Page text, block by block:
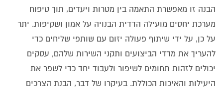
הבנה זו מאפשרת התאמה בין מטרות ויעדים, תוך טיפוח
מערכת יחסים מועילה הדדית הבנויה על אמון ושקיפות. יתר
על כן, על ידי שיתוף פעולה יזום עם שותפי שליחים כדי
להעריך את מדדי הביצועים ותקני השירות שלהם, עסקים
יכולים לזהות תחומים לשיפור ולעבוד יחד כדי לשפר את
היעילות והאיכות הכוללת. בעיקרו של דבר, הבנת הצרכים